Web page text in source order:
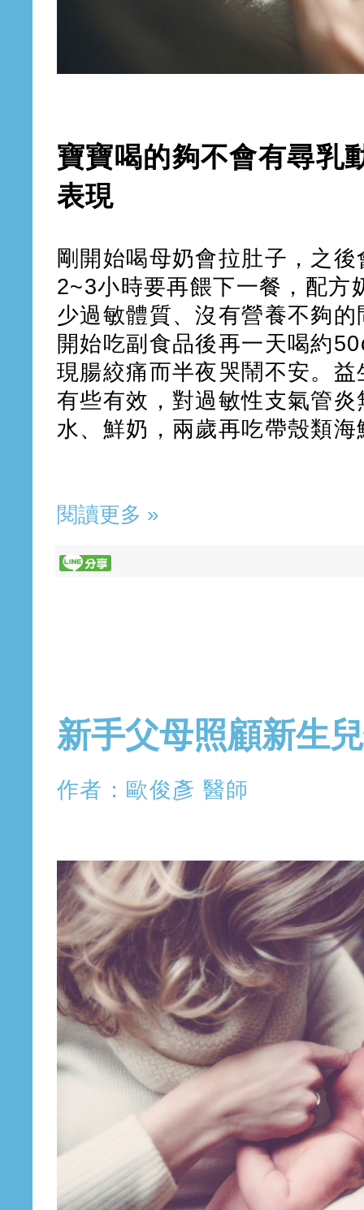
寶寶喝的夠不會有尋乳
表現
剛開始喝母奶會拉肚子，之
2~3小時要再餵下一餐，配方
少過敏體質、沒有營養不夠
開始吃副食品後再一天喝約
現腸絞痛而半夜哭鬧不安。
有些有效，對過敏性支氣管
水、鮮奶，兩歲再吃帶殼類海
閱讀更多 »
新手父母照顧新生
作者：歐俊彥 醫師